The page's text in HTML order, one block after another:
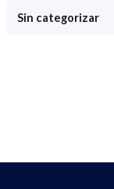
Sin categorizar